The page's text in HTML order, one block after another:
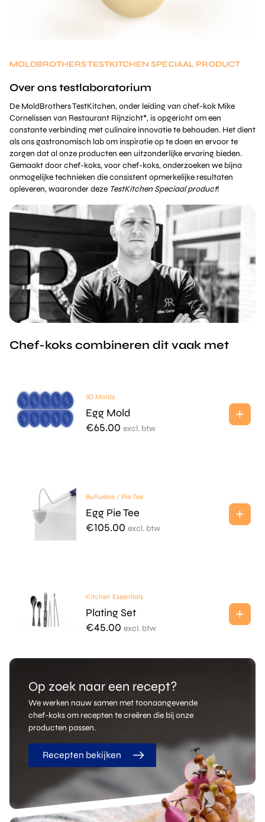
MOLDBROTHERS TESTKITCHEN SPECIAAL PRODUCT
Over ons testlaboratorium
De MoldBrothers TestKitchen, onder leiding van chef-kok Mike
Cornelissen van Restaurant Rijnzicht*, is opgericht om een
constante verbinding met culinaire innovatie te behouden. Het dient
als ons gastronomisch lab om inspiratie op te doen en ervoor te
zorgen dat al onze producten een uitzonderlijke ervaring bieden.
Gemaakt door chef-koks, voor chef-koks, onderzoeken we bijna
onmogelijke technieken die consistent opmerkelijke resultaten
opleveren, waaronder deze TestKitchen Speciaal product!
Chef-koks combineren dit vaak met
3D Molds
Egg Mold
€65.00 excl. btw
Buñuelos / Pie Tee
Egg Pie Tee
€105.00 excl. btw
Kitchen Essentials
Plating Set
€45.00 excl. btw
Op zoek naar een recept?
We werken nauw samen met toonaangevende
chef-koks om recepten te creëren die bij onze
producten passen.
Recepten bekijken